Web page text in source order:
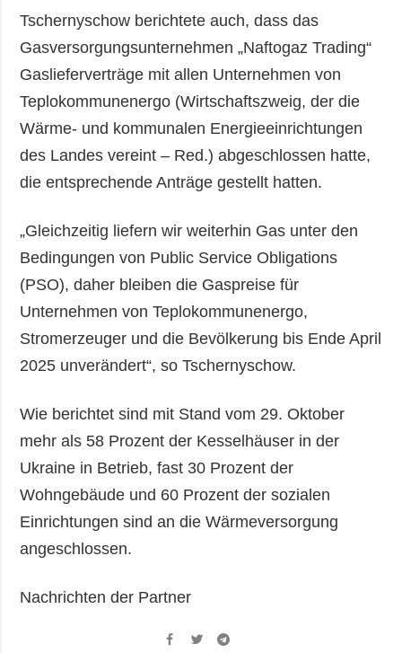
Tschernyschow berichtete auch, dass das
Gasversorgungsunternehmen „Naftogaz Trading“
Gaslieferverträge mit allen Unternehmen von
Teplokommunenergo (Wirtschaftszweig, der die
Wärme- und kommunalen Energieeinrichtungen
des Landes vereint – Red.) abgeschlossen hatte,
die entsprechende Anträge gestellt hatten.
„Gleichzeitig liefern wir weiterhin Gas unter den
Bedingungen von Public Service Obligations
(PSO), daher bleiben die Gaspreise für
Unternehmen von Teplokommunenergo,
Stromerzeuger und die Bevölkerung bis Ende April
2025 unverändert“, so Tschernyschow.
Wie berichtet sind mit Stand vom 29. Oktober
mehr als 58 Prozent der Kesselhäuser in der
Ukraine in Betrieb, fast 30 Prozent der
Wohngebäude und 60 Prozent der sozialen
Einrichtungen sind an die Wärmeversorgung
angeschlossen.
Nachrichten der Partner